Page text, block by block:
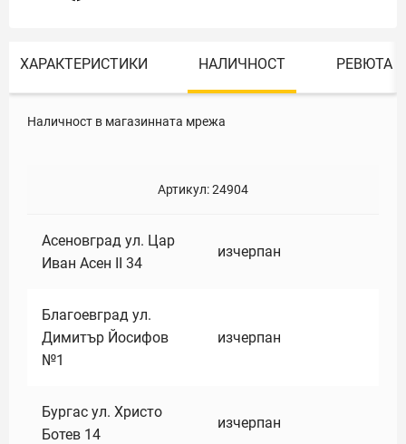
ХАРАКТЕРИСТИКИ НАЛИЧНОСТ РЕВЮТА
Наличност в магазинната мрежа
Артикул:24904
Асеновград ул. Цар
Иван Асен II 34
изчерпан
Благоевград ул.
Димитър Йосифов
№1
изчерпан
Бургас ул. Христо
Ботев 14
изчерпан